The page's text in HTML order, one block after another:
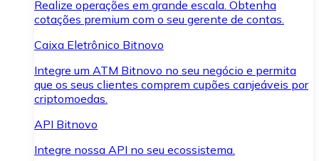
Realize operações em grande escala. Obtenha
cotações premium com o seu gerente de contas.
Caixa Eletrônico Bitnovo
Integre um ATM Bitnovo no seu negócio e permita
que os seus clientes comprem cupões canjeáveis por
criptomoedas.
API Bitnovo
Integre nossa API no seu ecossistema.